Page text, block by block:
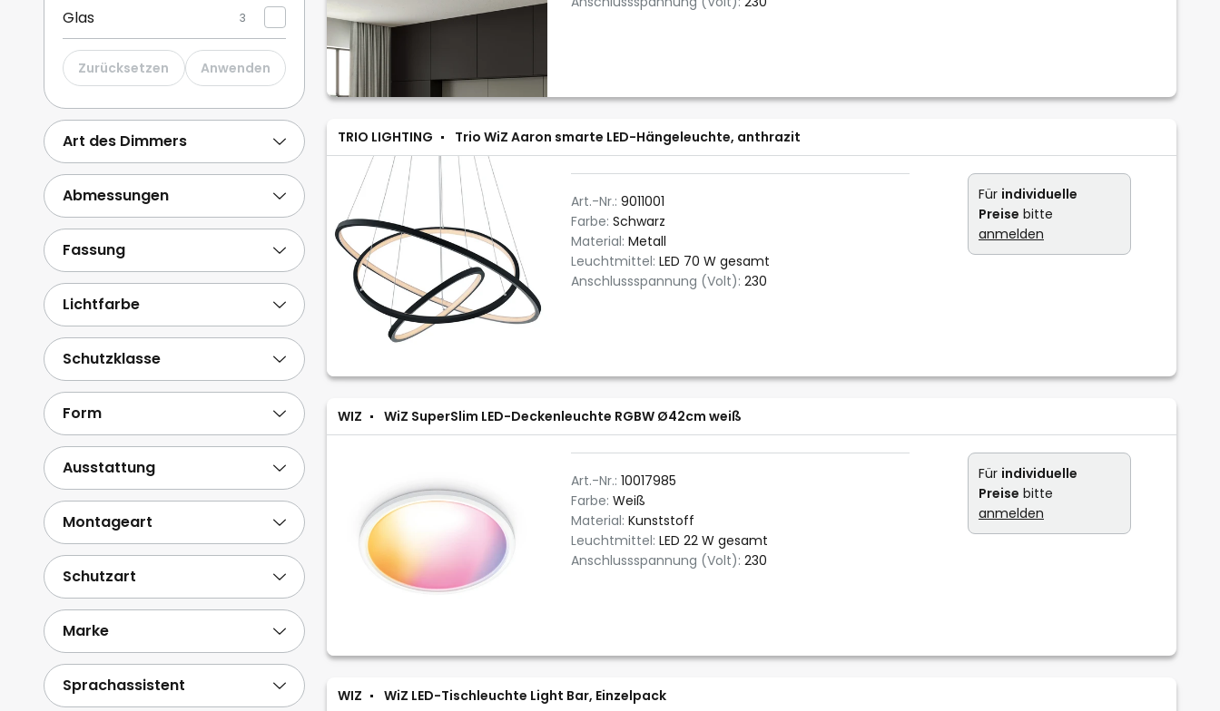
TRIO LIGHTING Trio WiZ Aaron smarte LED-Hängeleuchte, anthrazit
Art.-Nr.: 9011001
Farbe: Schwarz
Material: Metall
Leuchtmittel: LED 70 W gesamt
Anschlussspannung (Volt): 230
Für individuelle
Preise bitte
anmelden
WIZ WiZ SuperSlim LED-Deckenleuchte RGBW Ø42cm weiß
Art.-Nr.: 10017985
Farbe: Weiß
Material: Kunststoff
Leuchtmittel: LED 22 W gesamt
Anschlussspannung (Volt): 230
Für individuelle
Preise bitte
anmelden
WIZ WiZ LED-Tischleuchte Light Bar, Einzelpack
Glas 3
Zurücksetzen Anwenden
Art des Dimmers
Abmessungen
Fassung
Lichtfarbe
Schutzklasse
Form
Ausstattung
Montageart
Schutzart
Marke
Sprachassistent